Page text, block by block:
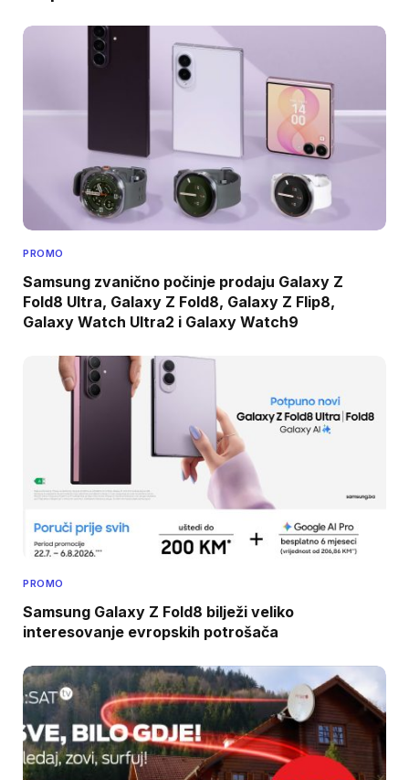
PROMO
Samsung zvanično počinje prodaju Galaxy Z
Fold8 Ultra, Galaxy Z Fold8, Galaxy Z Flip8,
Galaxy Watch Ultra2 i Galaxy Watch9
PROMO
Samsung Galaxy Z Fold8 bilježi veliko
interesovanje evropskih potrošača